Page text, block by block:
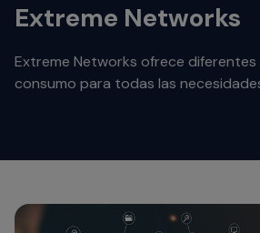
Extreme Networks
Extreme Networks ofrece diferentes
consumo para todas las